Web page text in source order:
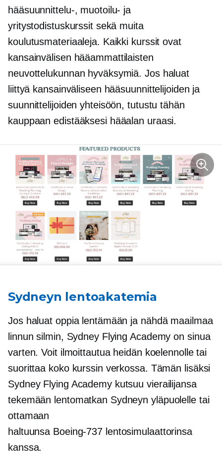
hääsuunnittelu-, muotoilu- ja
yritystodistuskurssit sekä muita
koulutusmateriaaleja. Kaikki kurssit ovat
kansainvälisen hääammattilaisten
neuvottelukunnan hyväksymiä. Jos haluat
liittyä kansainväliseen hääsuunnittelijoiden ja
suunnittelijoiden yhteisöön, tutustu tähän
kauppaan edistääksesi hääalan uraasi.
Sydneyn lentoakatemia
Jos haluat oppia lentämään ja nähdä maailmaa
linnun silmin, Sydney Flying Academy on sinua
varten. Voit ilmoittautua heidän koelennolle tai
suorittaa koko kurssin verkossa. Tämän lisäksi
Sydney Flying Academy kutsuu vierailijansa
tekemään lentomatkan Sydneyn yläpuolelle tai
ottamaan
haltuunsa Boeing-737 lentosimulaattorinsa
kanssa.